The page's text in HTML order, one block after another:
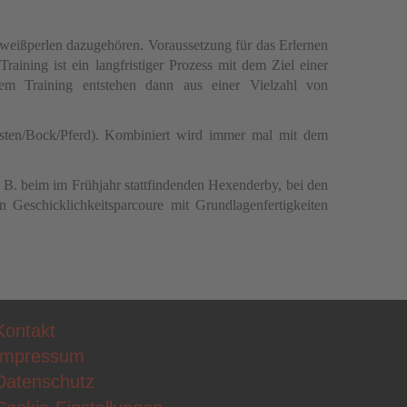
dazugehören. Voraussetzung für das Erlernen
ist ein langfristiger Prozess mit dem Ziel einer
Training entstehen dann aus einer Vielzahl von
Bock/Pferd). Kombiniert wird immer mal mit dem
beim im Frühjahr stattfindenden Hexenderby, bei den
mit Grundlagenfertigkeiten